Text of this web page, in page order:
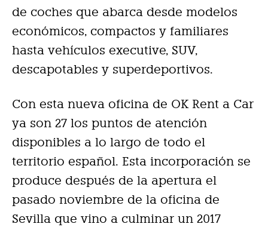
de coches que abarca desde modelos
económicos, compactos y familiares
hasta vehículos executive, SUV,
descapotables y superdeportivos.
Con esta nueva oficina de OK Rent a Car
ya son 27 los puntos de atención
disponibles a lo largo de todo el
territorio español. Esta incorporación se
produce después de la apertura el
pasado noviembre de la oficina de
Sevilla que vino a culminar un 2017